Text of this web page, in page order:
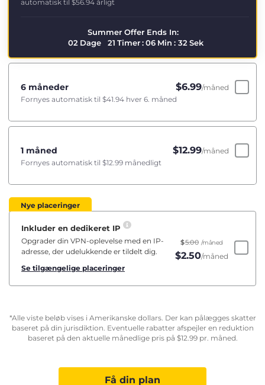
automatisk til $56.94 årligt
Summer Offer Ends In:
02 Dage 21 Timer:06 Min : 32 Sek
6 måneder $6.99/måned
Fornyes automatisk til $41.94 hver 6. måned
1 måned $12.99/måned
Fornyes automatisk til $12.99 månedligt
Nye placeringer
Inkluder en dedikeret IP
Opgrader din VPN-oplevelse med en IP-
adresse, der udelukkende er tildelt dig.
Se tilgængelige placeringer
$5.00 /måned
$2.50/måned
*Alle viste beløb vises i Amerikanske dollars. Der kan pålægges skatter
baseret på din jurisdiktion. Eventuelle rabatter afspejler en reduktion
baseret på den aktuelle månedlige pris på $12.99pr. måned.
Få din plan